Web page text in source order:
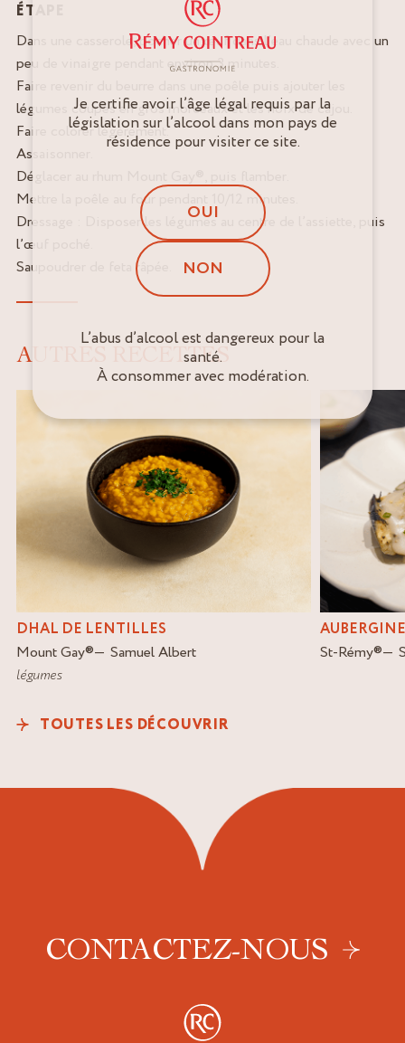
ÉTAPE
Dans une casserole, pocher un œuf dans l’eau chaude avec un
peu de vinaigre pendant environ 3 minutes.
Faire revenir du beurre dans une poêle puis ajouter les
légumes coupés en gros morceaux et les noix de cajou.
Faire colorer légèrement.
Assaisonner.
Déglacer au rhum Mount Gay®, puis flamber.
Mettre la poêle au four pendant 10/12 minutes.
Dressage : Disposer les légumes au centre de l’assiette, puis
l’œuf poché.
Saupoudrer de feta râpée.
AUTRES RECETTES
DHAL DE LENTILLES
Mount Gay®
Samuel Albert
légumes
St-Rémy®
TOUTES LES DÉCOUVRIR
CONTACTEZ-NOUS
Je certifie avoir l’âge légal requis par la
législation sur l’alcool dans mon pays de
résidence pour visiter ce site.
OUI
NON
L’abus d’alcool est dangereux pour la
santé.
À consommer avec modération.